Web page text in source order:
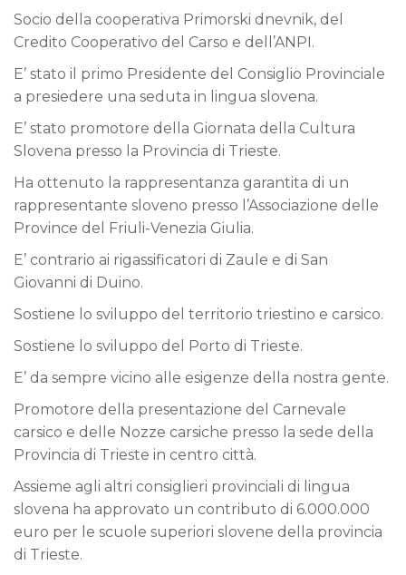
Socio della cooperativa Primorski dnevnik, del
Credito Cooperativo del Carso e dell’ANPI.
E’ stato il primo Presidente del Consiglio Provinciale
a presiedere una seduta in lingua slovena.
E’ stato promotore della Giornata della Cultura
Slovena presso la Provincia di Trieste.
Ha ottenuto la rappresentanza garantita di un
rappresentante sloveno presso l’Associazione delle
Province del Friuli-Venezia Giulia.
E’ contrario ai rigassificatori di Zaule e di San
Giovanni di Duino.
Sostiene lo sviluppo del territorio triestino e carsico.
Sostiene lo sviluppo del Porto di Trieste.
E’ da sempre vicino alle esigenze della nostra gente.
Promotore della presentazione del Carnevale
carsico e delle Nozze carsiche presso la sede della
Provincia di Trieste in centro città.
Assieme agli altri consiglieri provinciali di lingua
slovena ha approvato un contributo di 6.000.000
euro per le scuole superiori slovene della provincia
di Trieste.